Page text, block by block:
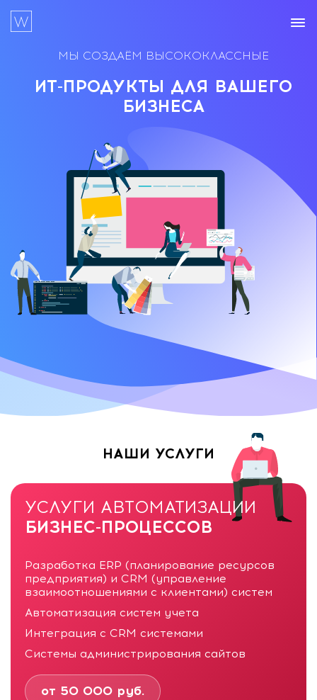
МЫ СОЗДАЁМ ВЫСОКОКЛАССНЫЕ
ИТ-ПРОДУКТЫ ДЛЯ ВАШЕГО
БИЗНЕСА
НАШИ УСЛУГИ
УСЛУГИ АВТОМАТИЗАЦИИ
БИЗНЕС-ПРОЦЕССОВ
Разработка ERP (планирование ресурсов
предприятия) и CRM (управление
взаимоотношениями с клиентами) систем
Автоматизация систем учета
Интеграция с CRM системами
Системы администрирования сайтов
от 50 000 руб.